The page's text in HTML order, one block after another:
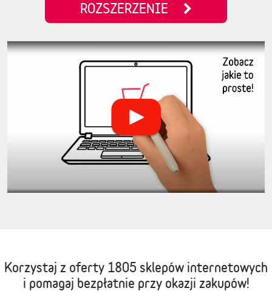
ROZSZERZENIE
Korzystaj z oferty 1805 sklepów internetowych
i pomagaj bezpłatnie przy okazji zakupów!